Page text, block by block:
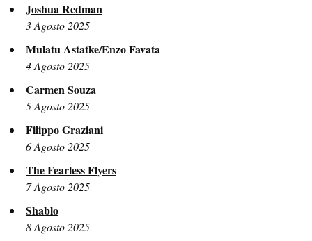
Joshua Redman
3 Agosto 2025
Mulatu Astatke/Enzo Favata
4 Agosto 2025
Carmen Souza
5 Agosto 2025
Filippo Graziani
6 Agosto 2025
The Fearless Flyers
7 Agosto 2025
Shablo
8 Agosto 2025